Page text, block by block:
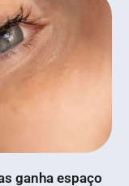
ganha espaço